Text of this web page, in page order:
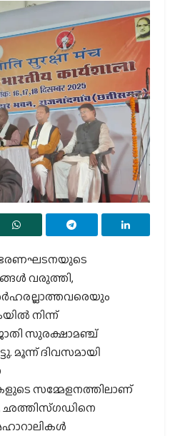
ഭരണഘടനയുടെ
വരുത്തി,
നിന്ന്
സുരക്ഷാമഞ്ച്
മൂന്ന് ദിവസമായി
സമ്മേളനത്തിലാണ്